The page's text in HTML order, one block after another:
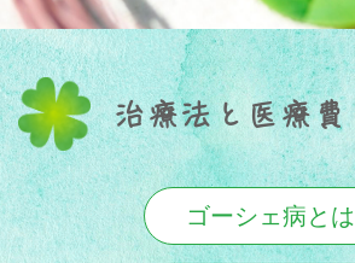
治療法と医療費
ゴーシェ病とは